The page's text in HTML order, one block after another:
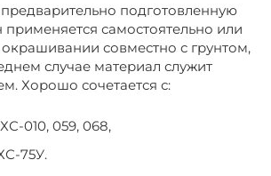
подготовленную
применяется самостоятельно или
совместно с грунтом,
случае материал служит
Хорошо сочетается с:
010, 059, 068,
75У.